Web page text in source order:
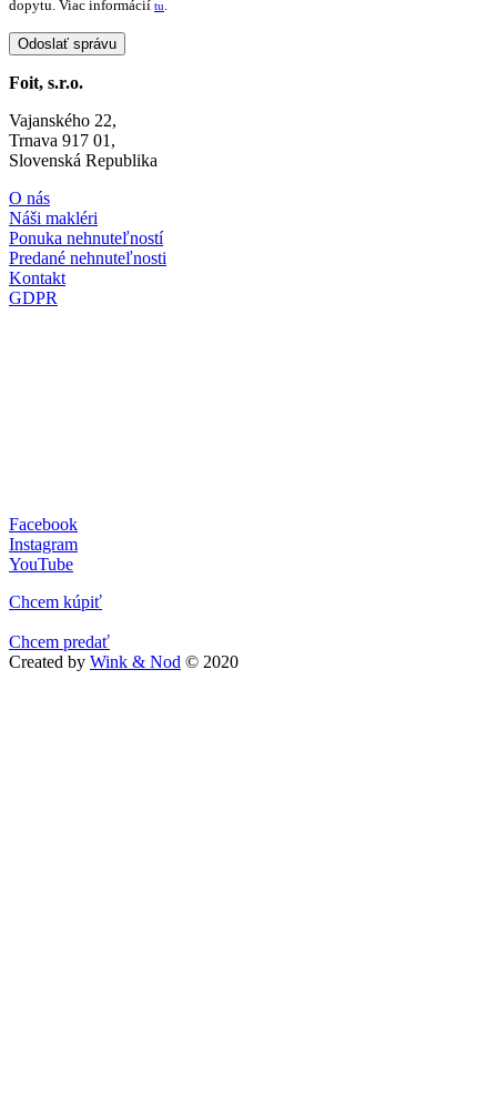
dopytu. Viac informácií tu.
Foit, s.r.o.
Vajanského 22,
Trnava 917 01,
Slovenská Republika
O nás
Náši makléri
Ponuka nehnuteľností
Predané nehnuteľnosti
Kontakt
GDPR
Facebook
Instagram
YouTube
Chcem kúpiť
Chcem predať
Created by Wink & Nod © 2020